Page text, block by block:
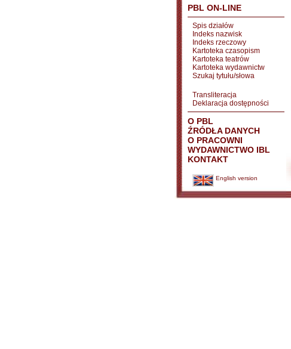
PBL ON-LINE
Spis działów
Indeks nazwisk
Indeks rzeczowy
Kartoteka czasopism
Kartoteka teatrów
Kartoteka wydawnictw
Szukaj tytułu/słowa
Transliteracja
Deklaracja dostępności
O PBL
ŹRÓDŁA DANYCH
O PRACOWNI
WYDAWNICTWO IBL
KONTAKT
English version